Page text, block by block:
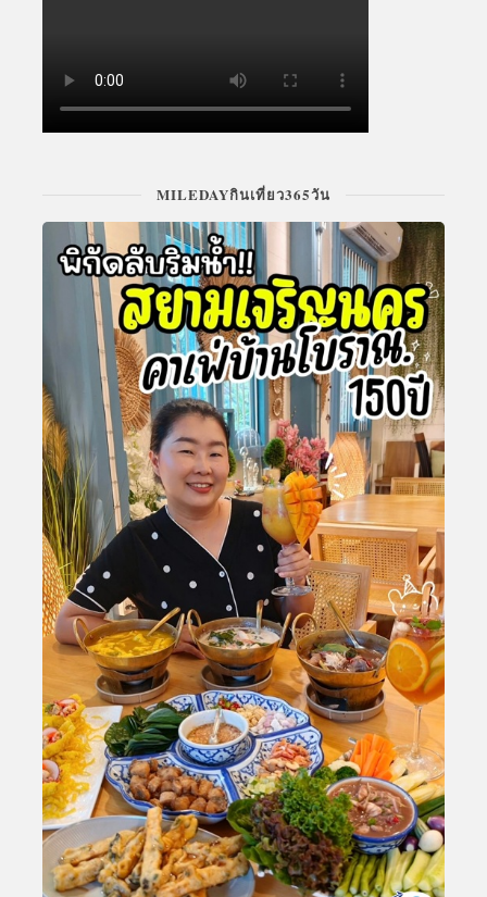
MILEDAYกินเที่ยว365วัน